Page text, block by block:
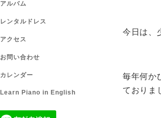
今日は、
毎年何か
ておりま
アルバム
レンタルドレス
アクセス
お問い合わせ
カレンダー
Learn Piano in English